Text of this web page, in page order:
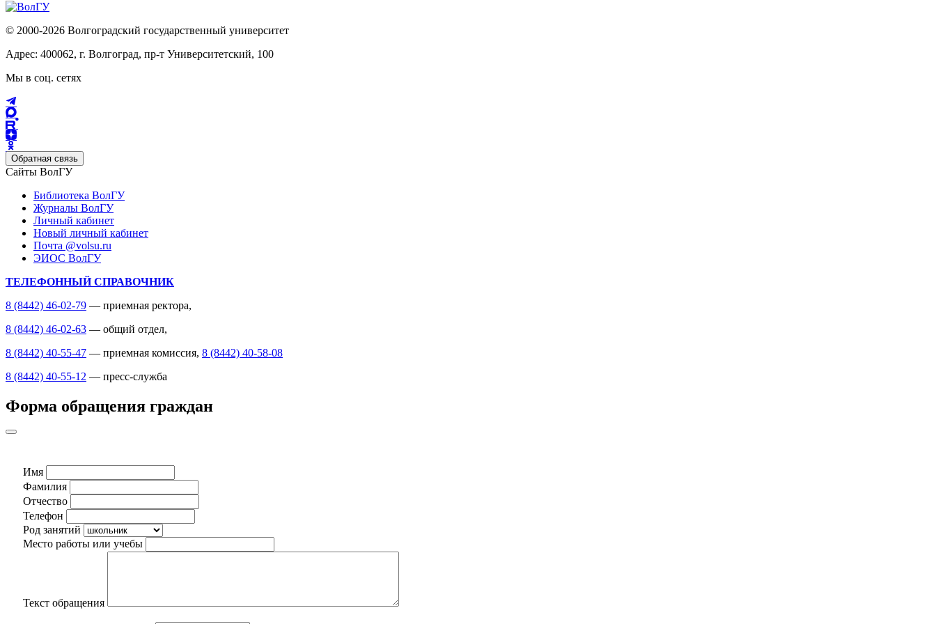
© 2000-2026 Волгоградский государственный университет
Адрес: 400062, г. Волгоград, пр-т Университетский, 100
Мы в соц. сетях
Обратная связь
Сайты ВолГУ
Библиотека ВолГУ
Журналы ВолГУ
Личный кабинет
Новый личный кабинет
Почта @volsu.ru
ЭИОС ВолГУ
ТЕЛЕФОННЫЙ СПРАВОЧНИК
8 (8442) 46-02-79 — приемная ректора,
8 (8442) 46-02-63 — общий отдел,
8 (8442) 40-55-47 — приемная комиссия, 8 (8442) 40-58-08
8 (8442) 40-55-12 — пресс-служба
Форма обращения граждан
Имя
Фамилия
Отчество
Телефон
Род занятий
Место работы или учебы
Текст обращения